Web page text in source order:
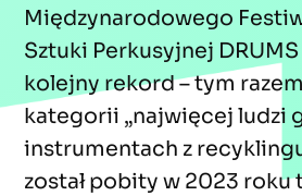
Międzynarodowego
Sztuki Perkusyjnej DRUMS
kolejny rekord – tym
kategorii „najwięcej ludzi
instrumentach z
został pobity w 2023 roku